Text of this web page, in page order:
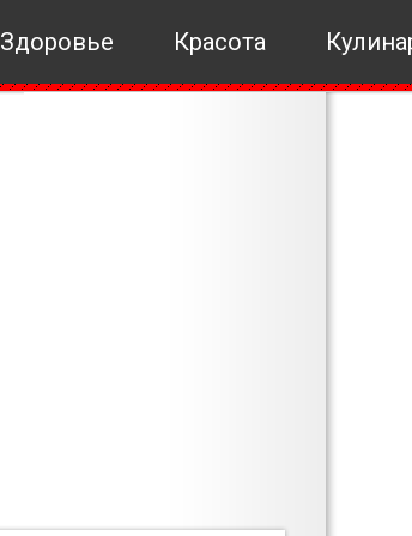
Здоровье Красота